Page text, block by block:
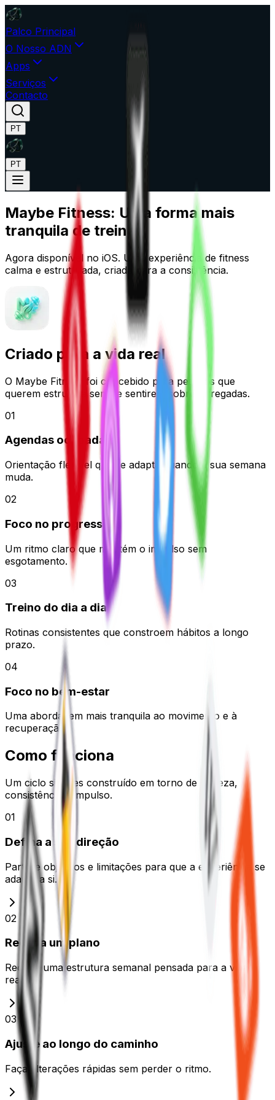
Palco Principal
O Nosso ADN
Apps
Serviços
Contacto
PT
PT
Maybe Fitness: Uma forma mais
tranquila de treinar
Agora disponível no iOS. Uma experiência de fitness
calma e estruturada, criada para a consistência.
Criado para a vida real
O Maybe Fitness foi concebido para pessoas que
querem estrutura sem se sentirem sobrecarregadas.
01
Agendas ocupadas
Orientação flexível que se adapta quando a sua semana
muda.
02
Foco no progresso
Um ritmo claro que mantém o impulso sem
esgotamento.
03
Treino do dia a dia
Rotinas consistentes que constroem hábitos a longo
prazo.
04
Foco no bem-estar
Uma abordagem mais tranquila ao movimento e à
recuperação.
Como funciona
Um ciclo simples construído em torno de clareza,
consistência e impulso.
01
Defina a sua direção
Partilhe objetivos e limitações para que a experiência se
adapte a si.
02
Receba um plano
Receba uma estrutura semanal pensada para a vida
real.
03
Ajuste ao longo do caminho
Faça alterações rápidas sem perder o ritmo.